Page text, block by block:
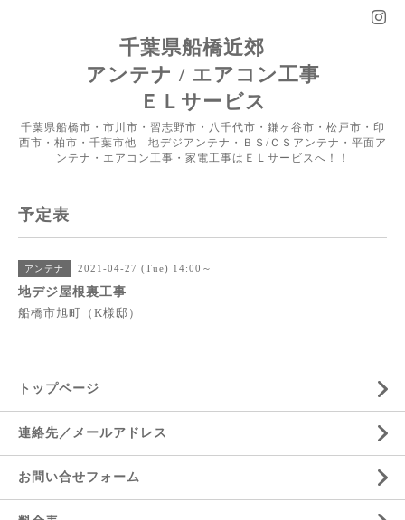
千葉県船橋近郊
アンテナ / エアコン工事
ＥＬサービス
千葉県船橋市・市川市・習志野市・八千代市・鎌ヶ谷市・松戸市・印
西市・柏市・千葉市他 地デジアンテナ・ＢＳ/ＣＳアンテナ・平面ア
ンテナ・エアコン工事・家電工事はＥＬサービスへ！！
予定表
アンテナ 2021-04-27 (Tue) 14:00～
地デジ屋根裏工事
船橋市旭町（K様邸）
トップページ
連絡先／メールアドレス
お問い合せフォーム